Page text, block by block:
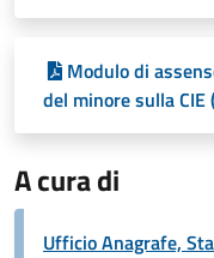
Modulo di
del minore sulla CIE
A cura di
Ufficio Anagrafe,